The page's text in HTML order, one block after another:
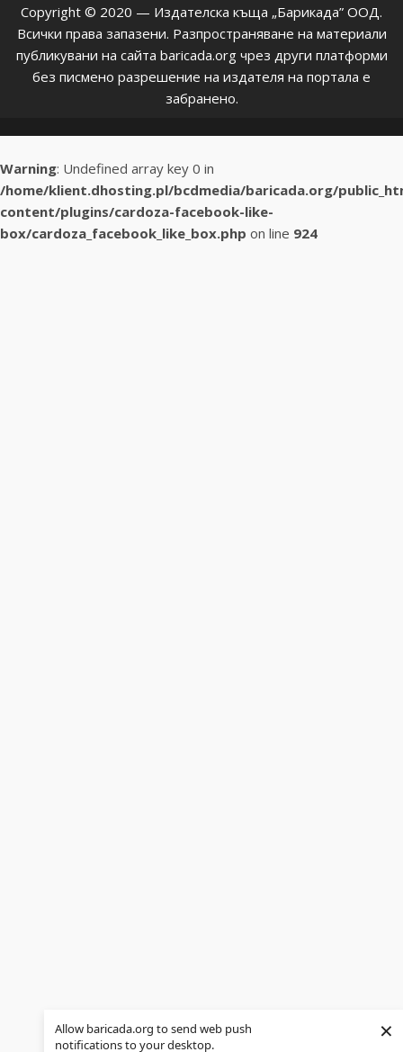
Allow baricada.org to send web push
notifications to your desktop.
×
Copyright © 2020 — Издателска къща „Барикада” ООД.
Всички права запазени. Разпространяване на материали
публикувани на сайта baricada.org чрез други платформи
без писмено разрешение на издателя на портала е
забранено.
Warning: Undefined array key 0 in
/home/klient.dhosting.pl/bcdmedia/baricada.org/
content/plugins/cardoza-facebook-like-
box/cardoza_facebook_like_box.php on line 924